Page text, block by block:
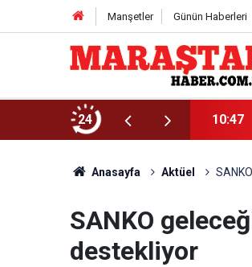
Manşetler Günün Haberleri
24 10:47
Anasayfa Aktüel
SANKO
destekliyor